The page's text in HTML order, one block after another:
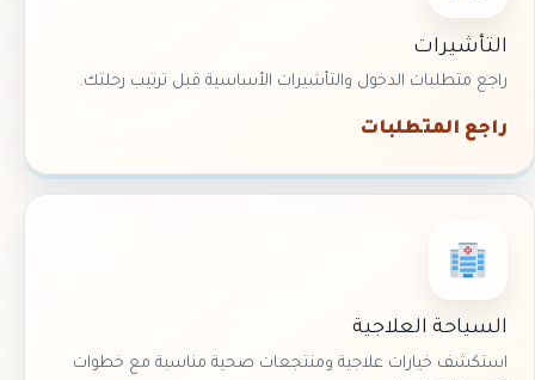
التأشيرات
راجع متطلبات الدخول والتأشيرات الأساسية قبل ترتيب رحلتك.
راجع المتطلبات
السياحة العلاجية
استكشف خيارات علاجية ومنتجعات صحية مناسبة مع خطوات